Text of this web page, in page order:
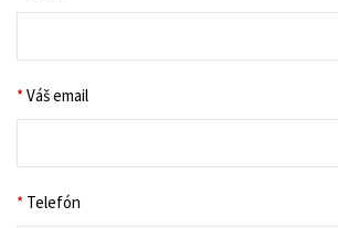
*Váš email
* Telefón